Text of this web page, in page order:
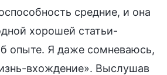
средние, и она
хорошей статьи-
опыте. Я даже сомневаюсь,
вхождение». Выслушав